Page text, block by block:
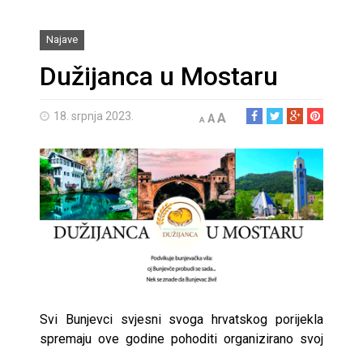
Najave
Dužijanca u Mostaru
18. srpnja 2023. A AA
Svi Bunjevci svjesni svoga hrvatskog porijekla
spremaju ove godine pohoditi organizirano svoj